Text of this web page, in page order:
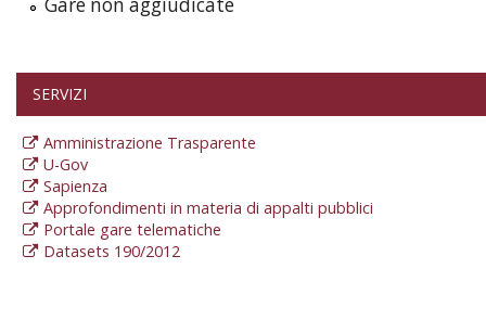
Gare non aggiudicate
SERVIZI
Amministrazione Trasparente
U-Gov
Sapienza
Approfondimenti in materia di appalti pubblici
Portale gare telematiche
Datasets 190/2012